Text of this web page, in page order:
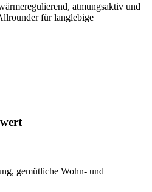
atmungsaktiv und
für langlebige
gemütliche Wohn- und